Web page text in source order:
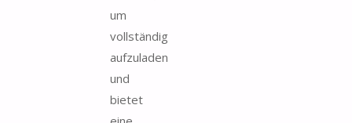
um
vollständig
aufzuladen
und
bietet